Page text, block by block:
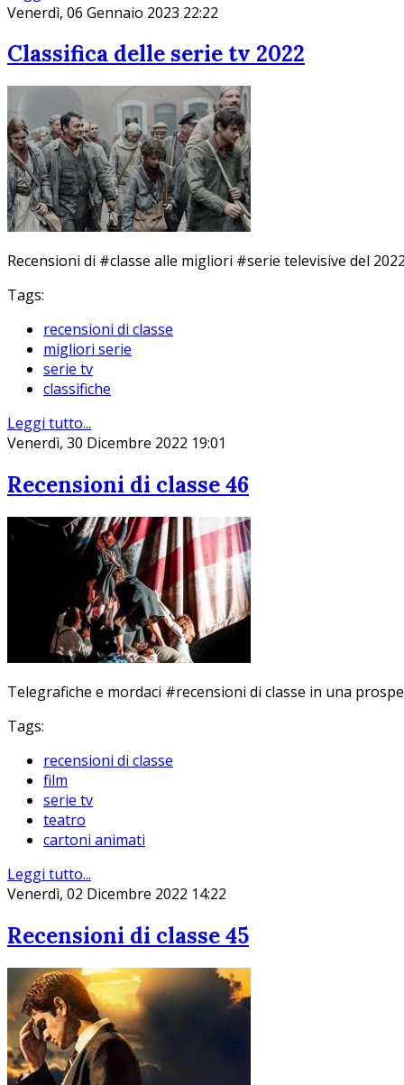
Venerdì, 06 Gennaio 2023 22:22
Classifica delle serie tv 2022
Recensioni di #classe alle migliori #serie televisive del
Tags:
recensioni di classe
migliori serie
serie tv
classifiche
Leggi tutto...
Venerdì, 30 Dicembre 2022 19:01
Recensioni di classe 46
Telegrafiche e mordaci #recensioni di classe in una
Tags:
recensioni di classe
film
serie tv
teatro
cartoni animati
Leggi tutto...
Venerdì, 02 Dicembre 2022 14:22
Recensioni di classe 45